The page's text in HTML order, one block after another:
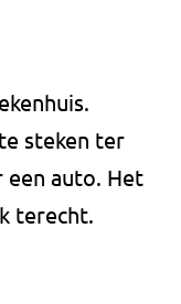
steken ter
een auto. Het
terecht.